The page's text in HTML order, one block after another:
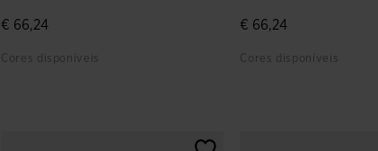
€ 66,24
Cores disponíveis
€ 66,24
Cores disponíveis